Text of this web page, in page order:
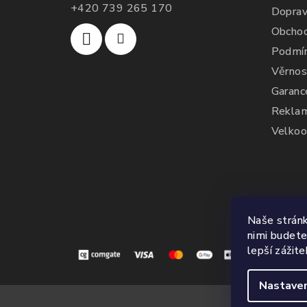
Naše
nimi
lepší
+420 739 265 170